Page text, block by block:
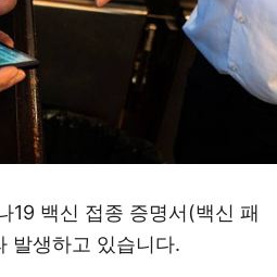
19 백신 접종 증명서(백신 패
발생하고 있습니다.